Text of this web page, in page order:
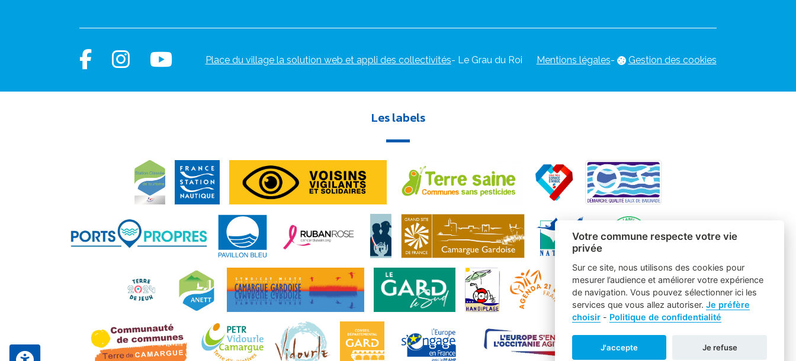
Place du village la solution web et appli des collectivités- Le Grau du Roi Mentions légales- Gestion des cookies
Les labels
Votre commune respecte votre vie
privée
Sur ce site, nous utilisons des cookies pour
mesurer l’audience et améliorer votre expérience
de navigation. Vous pouvez sélectionner ici les
services que vous allez autoriser. Je préfère
choisir- Politique de confidentialité
J'accepte Je refuse